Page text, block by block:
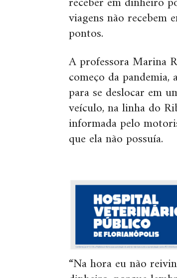
viagens não recebem
pontos.
A professora Marina
começo da pandemia,
para se deslocar em
veículo, na linha do
informada pelo
que ela não possuía.
“Na hora eu não